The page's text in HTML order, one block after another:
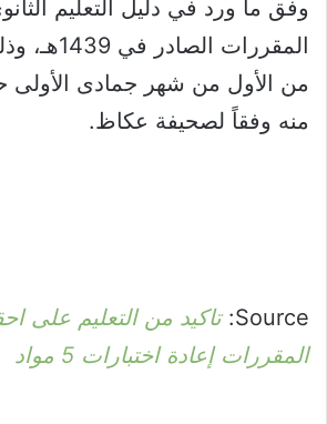
وفق ما ورد في دليل التعليم
المقررات
من الأول من شهر جمادى الأولى
منه وفقاً لصحيفة عكاظ.
Source: تاكيد من التعليم على
المقررات إعادة اختبارات 5 مواد